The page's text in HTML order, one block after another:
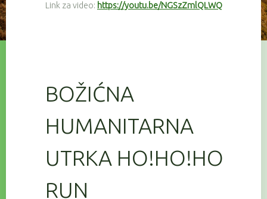
Link za video: https://youtu.be/NGSzZmlQLWQ
BOŽIĆNA
HUMANITARNA
UTRKA HO!HO!HO
RUN